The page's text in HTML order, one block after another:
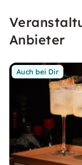
erleben,
wirst.
Anbieter
Auch bei Dir